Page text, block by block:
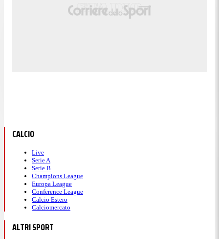
CALCIO
Live
Serie A
Serie B
Champions League
Europa League
Conference League
Calcio Estero
Calciomercato
ALTRI SPORT